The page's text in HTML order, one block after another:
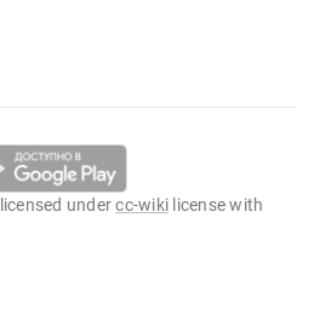
undercc-wiki license with